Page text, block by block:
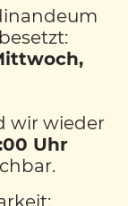
wir wieder
Uhr